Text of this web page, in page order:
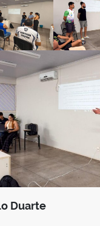
Duarte